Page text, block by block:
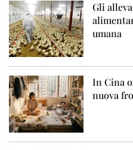
Gli
umana
In Cina
nuova